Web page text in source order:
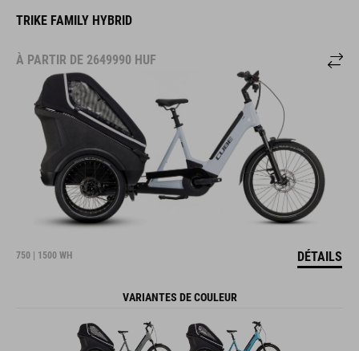
TRIKE FAMILY HYBRID
À PARTIR DE 2649990 HUF
750 | 1500 WH DÉTAILS
VARIANTES DE COULEUR